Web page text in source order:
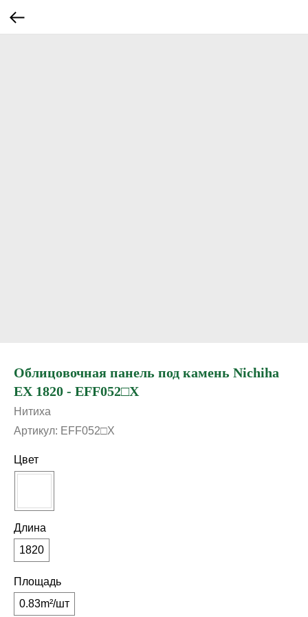
Облицовочная панель под камень Nichiha
EX 1820 - EFF052□X
Нитиха
Артикул: EFF052□X
Цвет
Длина
1820
Площадь
0.83m²/шт